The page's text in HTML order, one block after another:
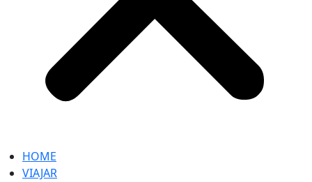
HOME
VIAJAR